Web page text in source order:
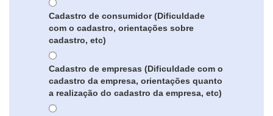
Cadastro de consumidor (Dificuldade
com o cadastro, orientações sobre
cadastro, etc)
Cadastro de empresas (Dificuldade com o
cadastro da empresa, orientações quanto
a realização do cadastro da empresa, etc)